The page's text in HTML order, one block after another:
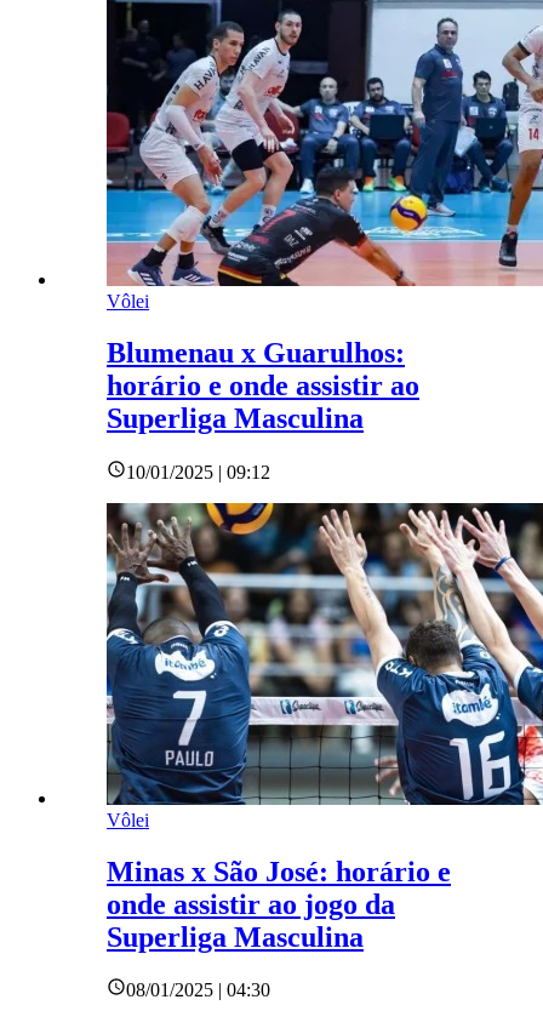
Vôlei
Blumenau x Guarulhos:
horário e onde assistir ao
Superliga Masculina
10/01/2025 | 09:12
Vôlei
Minas x São José: horário e
onde assistir ao jogo da
Superliga Masculina
08/01/2025 | 04:30